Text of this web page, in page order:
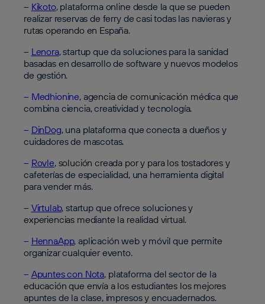
– Kikoto, plataforma online desde la que se pueden
realizar reservas de ferry de casi todas las navieras y
rutas operando en España.
– Lenora, startup que da soluciones para la sanidad
basadas en desarrollo de software y nuevos modelos
de gestión.
– Medhionine, agencia de comunicación médica que
combina ciencia, creatividad y tecnología.
– DinDog, una plataforma que conecta a dueños y
cuidadores de mascotas.
– Rovle, solución creada por y para los tostadores y
cafeterías de especialidad, una herramienta digital
para vender más.
– Virtulab, startup que ofrece soluciones y
experiencias mediante la realidad virtual.
– HennaApp, aplicación web y móvil que permite
organizar cualquier evento.
– Apuntes con Nota, plataforma del sector de la
educación que envía a los estudiantes los mejores
apuntes de la clase, impresos y encuadernados.